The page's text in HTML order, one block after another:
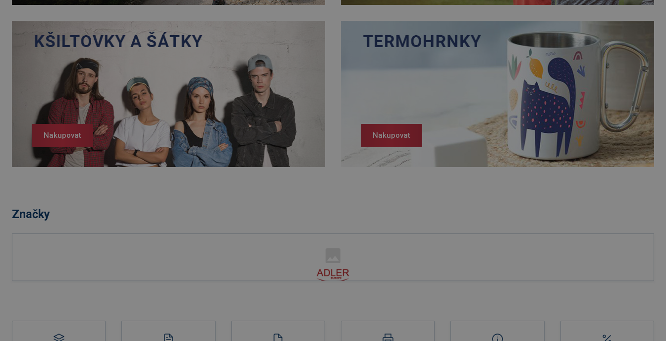
Nakupovat Nakupovat
Značky